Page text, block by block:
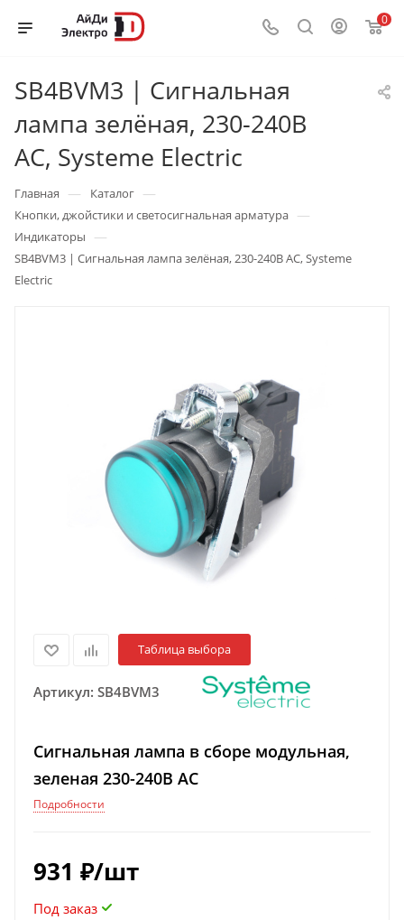
0
SB4BVM3 | Сигнальная
лампа зелёная, 230-240В
АС, Systeme Electric
Главная — Каталог —
Кнопки, джойстики и светосигнальная арматура —
Индикаторы —
SB4BVM3 | Сигнальная лампа зелёная, 230-240В АС, Systeme
Electric
Таблица выбора
Артикул: SB4BVM3
Сигнальная лампа в сборе модульная,
зеленая 230-240В АС
Подробности
931 ₽/шт
Под заказ